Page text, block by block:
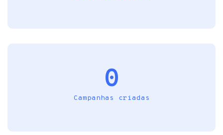
0
Campanhas criadas